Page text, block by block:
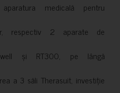
medicală pentru
respectiv 2 aparate de
și RT300, pe lângă
a 3 săli Therasuit, investiție